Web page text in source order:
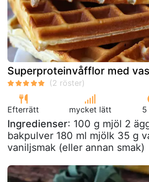
Superproteinvåfflor med
Efterrätt mycket lätt 5
Ingredienser: 100 g mjöl 2
bakpulver 180 ml mjölk 35 g
vaniljsmak (eller annan smak)